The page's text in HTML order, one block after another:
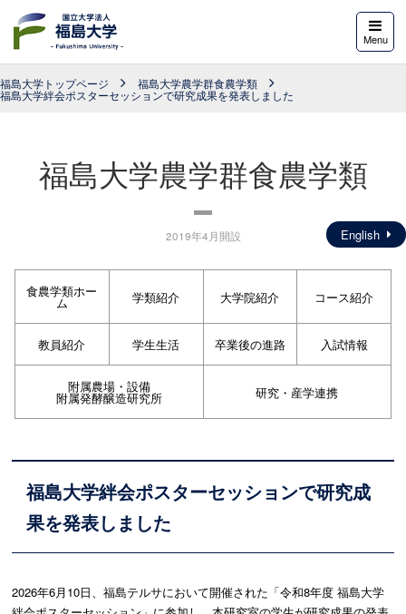
Menu
福島大学トップページ
福島大学農学群食農学類
福島大学絆会ポスターセッションで研究成果を発表しました
福島大学農学群食農学類
2019年4月開設 English
食農学類ホー
ム 学類紹介 大学院紹介 コース紹介
教員紹介 学生生活 卒業後の進路 入試情報
附属農場・設備
附属発酵醸造研究所 研究・産学連携
福島大学絆会ポスターセッションで研究成
果を発表しました
2026年6月10日、福島テルサにおいて開催された「令和8年度 福島大学